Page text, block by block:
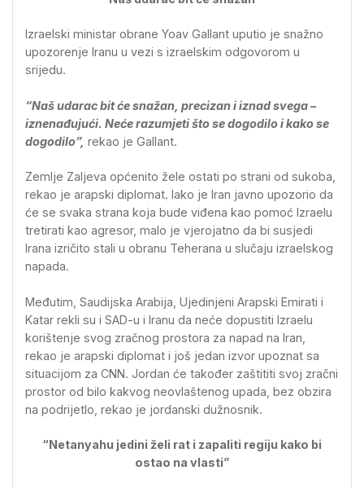
Izraelski ministar obrane Yoav Gallant uputio je snažno
upozorenje Iranu u vezi s izraelskim odgovorom u
srijedu.
“Naš udarac bit će snažan, precizan i iznad svega –
iznenađujući. Neće razumjeti što se dogodilo i kako se
dogodilo”, rekao je Gallant.
Zemlje Zaljeva općenito žele ostati po strani od sukoba,
rekao je arapski diplomat. Iako je Iran javno upozorio da
će se svaka strana koja bude viđena kao pomoć Izraelu
tretirati kao agresor, malo je vjerojatno da bi susjedi
Irana izričito stali u obranu Teherana u slučaju izraelskog
napada.
Međutim, Saudijska Arabija, Ujedinjeni Arapski Emirati i
Katar rekli su i SAD-u i Iranu da neće dopustiti Izraelu
korištenje svog zračnog prostora za napad na Iran,
rekao je arapski diplomat i još jedan izvor upoznat sa
situacijom za CNN. Jordan će također zaštititi svoj zračni
prostor od bilo kakvog neovlaštenog upada, bez obzira
na podrijetlo, rekao je jordanski dužnosnik.
“Netanyahu jedini želi rat i zapaliti regiju kako bi
ostao na vlasti”